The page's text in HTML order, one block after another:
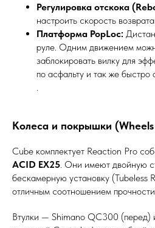
Регулировка отскока
настроить скорость
Платформа PopLoc:
руле. Одним движением
заблокировать вилку для
по асфальту и так же
.
Колеса и покрышки (Wheels
Cube комплектует Reaction Pro
ACID EX25. Они имеют двойную
бескамерную установку (Tubeless
отличным соотношением
Втулки — Shimano QC300